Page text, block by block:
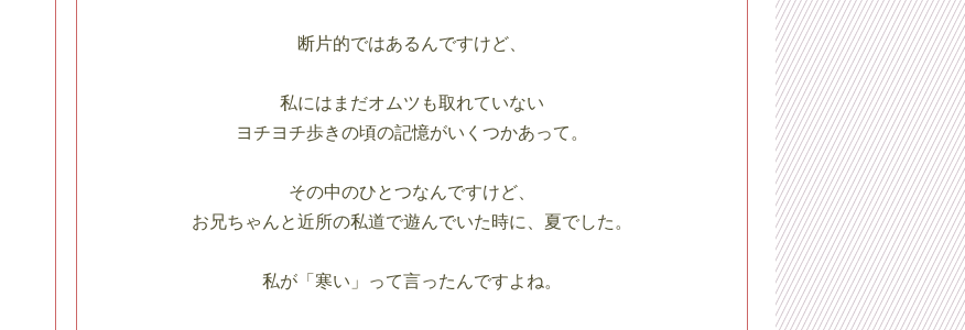
断片的ではあるんですけど、
私にはまだオムツも取れていない
ヨチヨチ歩きの頃の記憶がいくつかあって。
その中のひとつなんですけど、
お兄ちゃんと近所の私道で遊んでいた時に、夏でした。
私が「寒い」って言ったんですよね。